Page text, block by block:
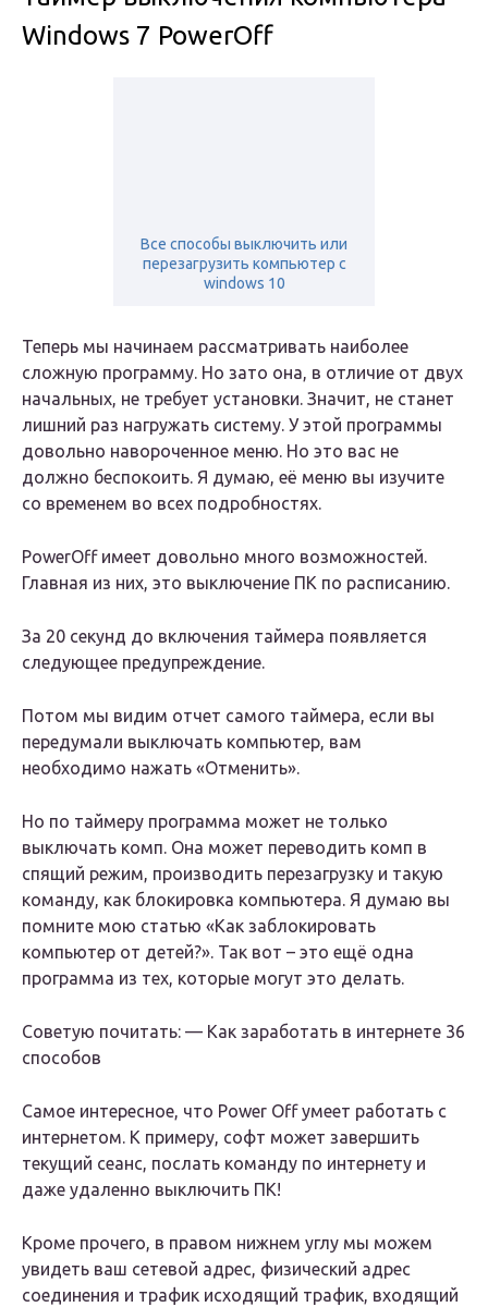
Windows 7 PowerOff
Все способы выключить или
перезагрузить компьютер с
windows 10
Теперь мы начинаем рассматривать наиболее
сложную программу. Но зато она, в отличие от двух
начальных, не требует установки. Значит, не станет
лишний раз нагружать систему. У этой программы
довольно навороченное меню. Но это вас не
должно беспокоить. Я думаю, её меню вы изучите
со временем во всех подробностях.
PowerOff имеет довольно много возможностей.
Главная из них, это выключение ПК по расписанию.
За 20 секунд до включения таймера появляется
следующее предупреждение.
Потом мы видим отчет самого таймера, если вы
передумали выключать компьютер, вам
необходимо нажать «Отменить».
Но по таймеру программа может не только
выключать комп. Она может переводить комп в
спящий режим, производить перезагрузку и такую
команду, как блокировка компьютера. Я думаю вы
помните мою статью «Как заблокировать
компьютер от детей?». Так вот – это ещё одна
программа из тех, которые могут это делать.
Советую почитать: — Как заработать в интернете 36
способов
Самое интересное, что Power Off умеет работать с
интернетом. К примеру, софт может завершить
текущий сеанс, послать команду по интернету и
даже удаленно выключить ПК!
Кроме прочего, в правом нижнем углу мы можем
увидеть ваш сетевой адрес, физический адрес
соединения и трафик исходящий трафик, входящий